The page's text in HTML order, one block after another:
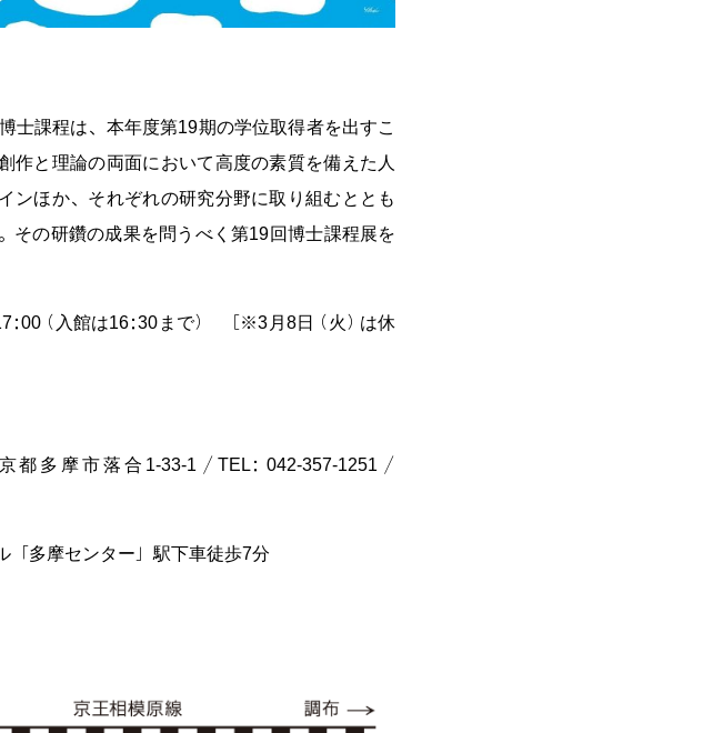
士課程は、本年度第19期の学位取得者を出すこ
作と理論の両面において高度の素質を備えた人
ンほか、それぞれの研究分野に取り組むととも
その研鑽の成果を問うべく第19回博士課程展を
（入館は16:30まで） ［※3月8日（火）は休
多摩市落合1-33-1／TEL: 042-357-1251／
摩センター」駅下車徒歩7分